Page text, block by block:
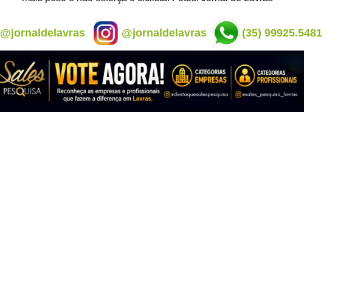
@jornaldelavras @jornaldelavras (35) 99925.5481